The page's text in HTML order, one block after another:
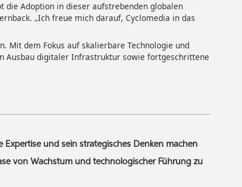
die Adoption in dieser aufstrebenden globalen
„Ich freue mich darauf, Cyclomedia in das
Mit dem Fokus auf skalierbare Technologie und
Ausbau digitaler Infrastruktur sowie fortgeschrittene
Expertise und sein strategisches Denken machen
von Wachstum und technologischer Führung zu